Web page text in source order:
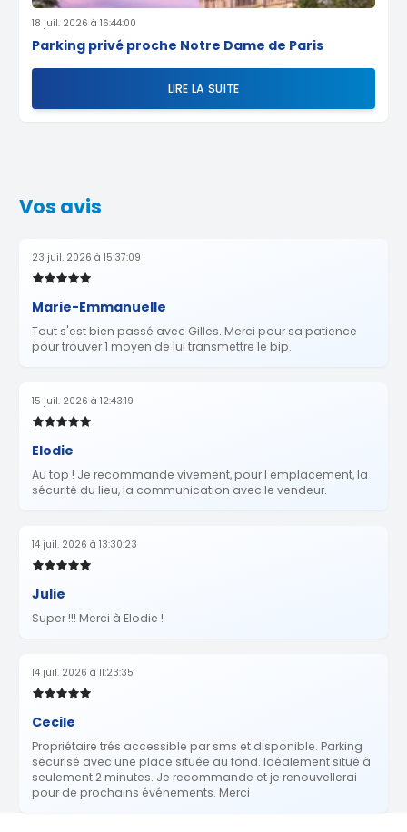
18 juil. 2026 à 16:44:00
Parking privé proche Notre Dame de Paris
LIRE LA SUITE
Vos avis
23 juil. 2026 à 15:37:09
Marie-Emmanuelle
Tout s'est bien passé avec Gilles. Merci pour sa patience
pour trouver 1 moyen de lui transmettre le bip.
15 juil. 2026 à 12:43:19
Elodie
Au top ! Je recommande vivement, pour l emplacement, la
sécurité du lieu, la communication avec le vendeur.
14 juil. 2026 à 13:30:23
Julie
Super !!! Merci à Elodie !
14 juil. 2026 à 11:23:35
Cecile
Propriétaire trés accessible par sms et disponible. Parking
sécurisé avec une place située au fond. Idéalement situé à
seulement 2 minutes. Je recommande et je renouvellerai
pour de prochains événements. Merci